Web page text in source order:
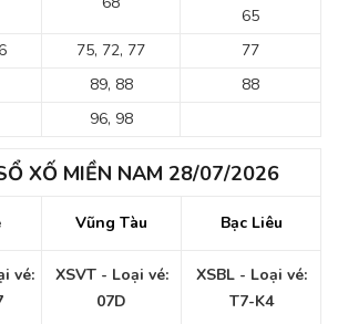
65
75, 72, 77
77
89, 88
88
96, 98
XỐ MIỀN NAM 28/07/2026
Vũng Tàu Bạc Liêu
vé:
XSVT - Loại vé:
07D
XSBL - Loại vé:
T7-K4